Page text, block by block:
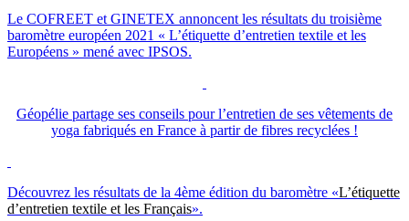
Le COFREET et GINETEX annoncent les résultats du troisième
baromètre européen 2021 « L’étiquette d’entretien textile et les
Européens » mené avec IPSOS.
Géopélie partage ses conseils pour l’entretien de ses vêtements de
yoga fabriqués en France à partir de fibres recyclées !
Découvrez les résultats de la 4ème édition du baromètre «L’étiquette
d’entretien textile et les Français».